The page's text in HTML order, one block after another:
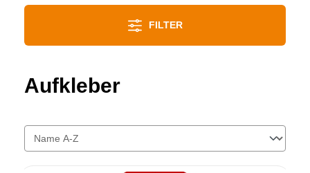
FILTER
Aufkleber